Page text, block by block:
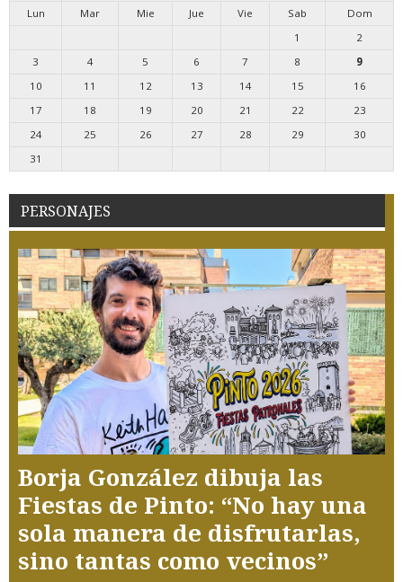
Lun
Mar Mie Jue Vie Sab
Dom
1
2
3
4 5 6 7 8
9
10
11 12 13 14 15
16
17
18 19 20 21 22
23
24
25 26 27 28 29
30
31
PERSONAJES
Borja González dibuja las
Fiestas de Pinto: “No hay una
sola manera de disfrutarlas,
sino tantas como vecinos”